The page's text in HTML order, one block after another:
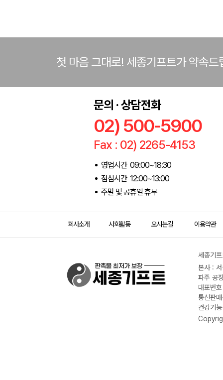
첫 마음 그대로! 세종기프트가 약속드
문의 · 상담전화
02) 500-5900
Fax : 02) 2265-4153
영업시간 09:00~18:30
점심시간 12:00~13:00
주말 및 공휴일 휴무
회사소개 사회활동 오시는길 이용약관
세종기
본사 :
파주 공
대표번
통신판
건강기